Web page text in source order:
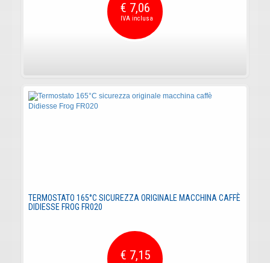
€ 7,06
TERMOSTATO 165°C SICUREZZA ORIGINALE MACCHINA CAFFÈ
DIDIESSE FROG FR020
€ 7,15